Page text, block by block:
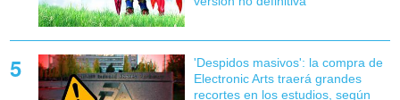
'Despidos masivos': la compra de
Electronic Arts traerá grandes
recortes en los estudios, según